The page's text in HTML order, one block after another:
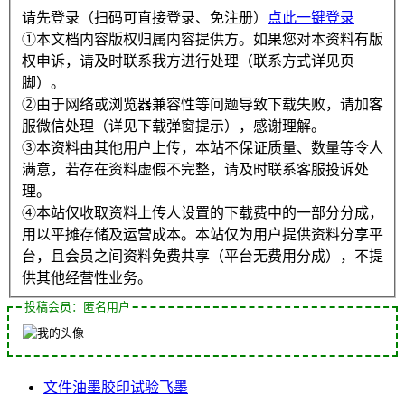
请先登录（扫码可直接登录、免注册）
点此一键登录
①本文档内容版权归属内容提供方。如果您对本资料有版
权申诉，请及时联系我方进行处理（联系方式详见页
脚）。
②由于网络或浏览器兼容性等问题导致下载失败，请加客
服微信处理（详见下载弹窗提示），感谢理解。
③本资料由其他用户上传，本站不保证质量、数量等令人
满意，若存在资料虚假不完整，请及时联系客服投诉处
理。
④本站仅收取资料上传人设置的下载费中的一部分分成，
用以平摊存储及运营成本。本站仅为用户提供资料分享平
台，且会员之间资料免费共享（平台无费用分成），不提
供其他经营性业务。
投稿会员：匿名用户
文件油墨胶印试验飞墨